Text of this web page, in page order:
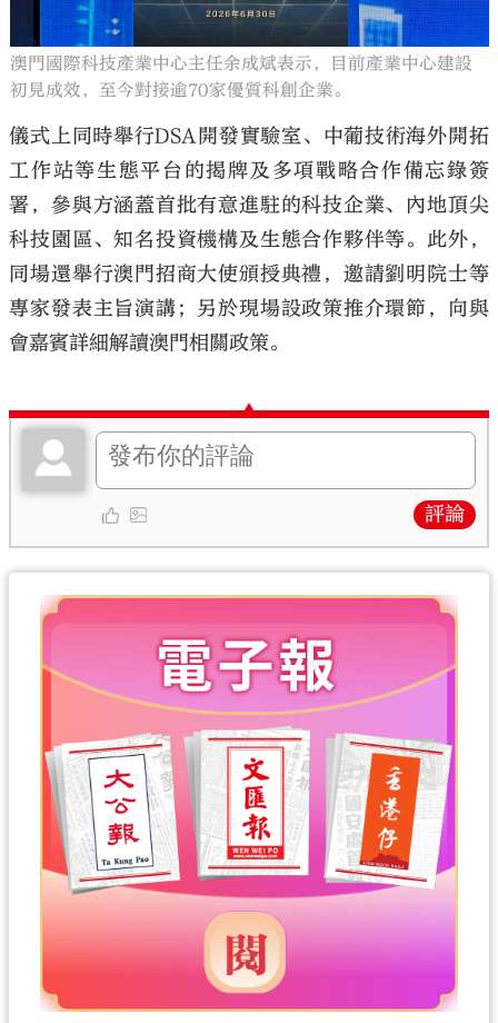
澳門國際科技產業中心主任余成斌表示，目前產業中心建設
初見成效，至今對接逾70家優質科創企業。
儀式上同時舉行DSA開發實驗室、中葡技術海外開拓
工作站等生態平台的揭牌及多項戰略合作備忘錄簽
署，參與方涵蓋首批有意進駐的科技企業、內地頂尖
科技園區、知名投資機構及生態合作夥伴等。此外，
同場還舉行澳門招商大使頒授典禮，邀請劉明院士等
專家發表主旨演講；另於現場設政策推介環節，向與
會嘉賓詳細解讀澳門相關政策。
評論